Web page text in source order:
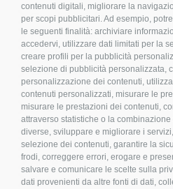
contenuti digitali, migliorare la
per scopi pubblicitari. Ad esempio,
le seguenti finalità: archiviare
accedervi, utilizzare dati limitati per la
creare profili per la pubblicità
selezione di pubblicità personalizzata,
personalizzazione dei contenuti,
contenuti personalizzati, misurare le
misurare le prestazioni dei contenuti,
attraverso statistiche o la
diverse, sviluppare e migliorare i
selezione dei contenuti, garantire la
frodi, correggere errori, erogare e
salvare e comunicare le scelte sulla
dati provenienti da altre fonti di dati,
Condizioni d’acquisto
Privacy Policy
Cookies
Compliance
Etichettatura Ambientale
FAQ
Bulloneria
Raccorderia
Accessori per Arredo e
Sistemi di fissaggio per